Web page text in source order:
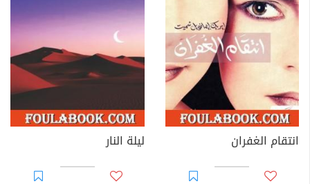
انتقام الغفران ليلة النار